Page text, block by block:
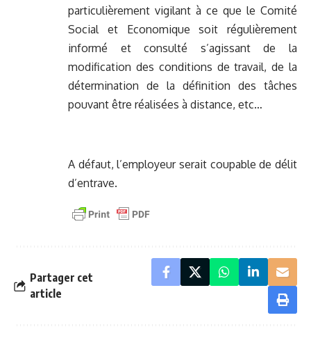
particulièrement vigilant à ce que le Comité
Social et Economique soit régulièrement
informé et consulté s’agissant de la
modification des conditions de travail, de la
détermination de la définition des tâches
pouvant être réalisées à distance, etc…
A défaut, l’employeur serait coupable de délit
d’entrave.
Partager cet
article